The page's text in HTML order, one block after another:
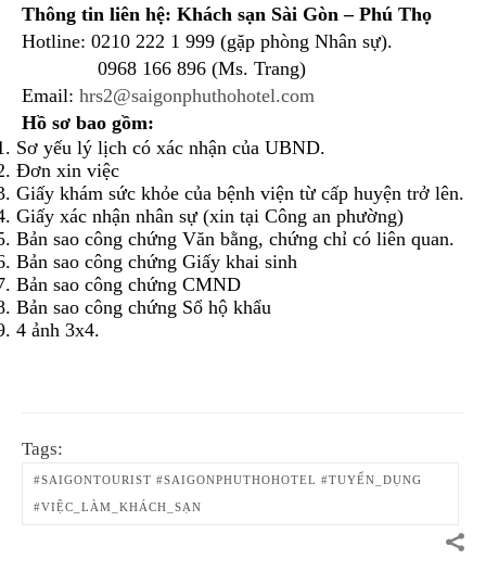
Thông tin liên hệ: Khách sạn Sài Gòn – Phú Thọ
Hotline: 0210 222 1 999 (gặp phòng Nhân sự).
0968 166 896 (Ms. Trang)
Email: hrs2@saigonphuthohotel.com
Hồ sơ bao gồm:
Sơ yếu lý lịch có xác nhận của UBND.
Đơn xin việc
Giấy khám sức khỏe của bệnh viện từ cấp huyện trở lên.
Giấy xác nhận nhân sự (xin tại Công an phường)
Bản sao công chứng Văn bằng, chứng chỉ có liên quan.
Bản sao công chứng Giấy khai sinh
Bản sao công chứng CMND
Bản sao công chứng Sổ hộ khẩu
4 ảnh 3x4.
Tags:
#SAIGONTOURIST #SAIGONPHUTHOHOTEL #TUYỂN_DỤNG
#VIỆC_LÀM_KHÁCH_SẠN